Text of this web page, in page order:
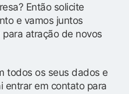
Então solicite
e vamos juntos
atração de novos
todos os seus dados e
entrar em contato para